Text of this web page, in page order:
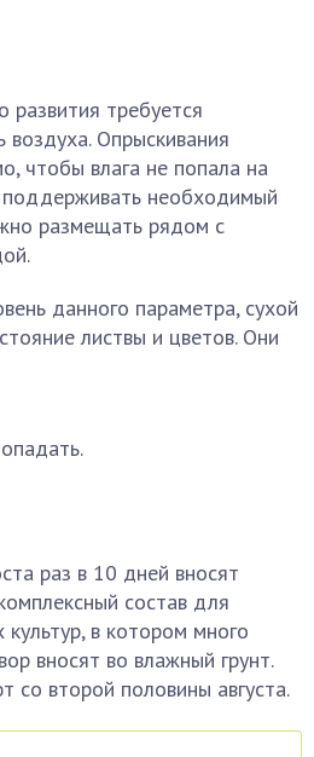
развития требуется
Опрыскивания
чтобы влага не попала на
необходимый
размещать рядом с
данного параметра, сухой
листвы и цветов. Они
раз в 10 дней вносят
состав для
в котором много
вносят во влажный грунт.
со второй половины августа.